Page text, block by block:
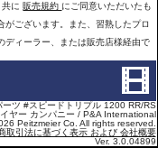
共に販売規約 にご同意いただいたも
ございます。また、習熟したプロ
ィーラー、または販売店様経由で
ーツ #スピードトリプル 1200 RR/RS
ヤー カンパニー / P&A International
Peitzmeier Co. All rights reserved.
取引法に基づく表示 および 会社概要
Ver. 3.0.04899